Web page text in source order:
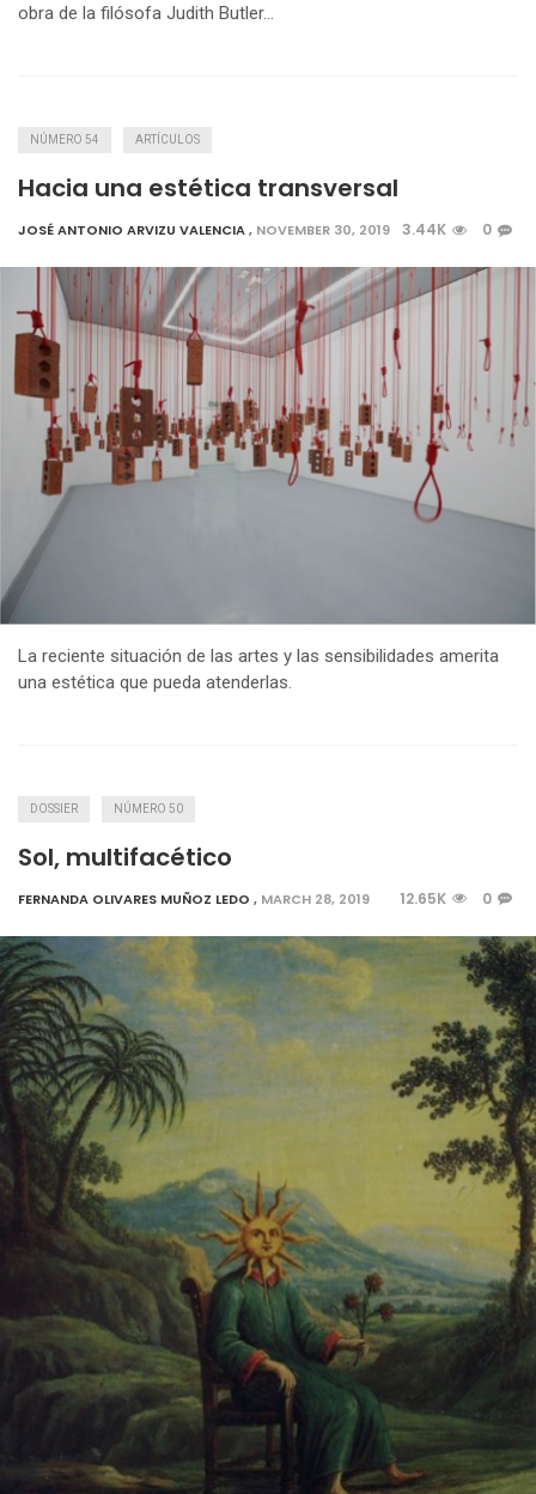
obra de la filósofa Judith Butler…
NÚMERO 54 ARTÍCULOS
Hacia una estética transversal
JOSÉ ANTONIO ARVIZU VALENCIA, NOVEMBER 30, 2019 3.44K 0
La reciente situación de las artes y las sensibilidades amerita
una estética que pueda atenderlas.
DOSSIER NÚMERO 50
Sol, multifacético
FERNANDA OLIVARES MUÑOZ LEDO , MARCH 28, 2019 12.65K 0